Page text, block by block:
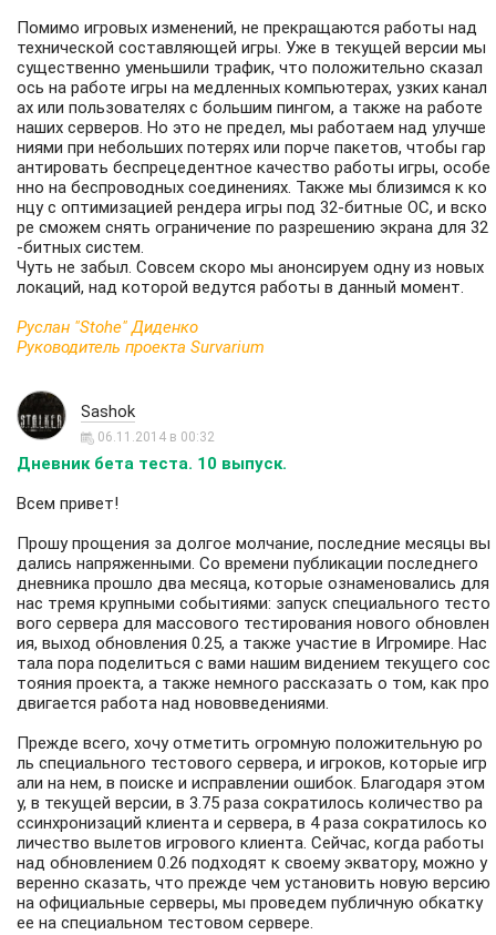
Помимо игровых изменений, не прекращаются работы над
технической составляющей игры. Уже в текущей версии мы
существенно уменьшили трафик, что положительно сказал
ось на работе игры на медленных компьютерах, узких канал
ах или пользователях с большим пингом, а также на работе
наших серверов. Но это не предел, мы работаем над улучше
ниями при небольших потерях или порче пакетов, чтобы гар
антировать беспрецедентное качество работы игры, особе
нно на беспроводных соединениях. Также мы близимся к ко
нцу с оптимизацией рендера игры под 32-битные ОС, и вско
ре сможем снять ограничение по разрешению экрана для 32
-битных систем.
Чуть не забыл. Совсем скоро мы анонсируем одну из новых
локаций, над которой ведутся работы в данный момент.
Руслан "Stohe" Диденко
Руководитель проекта Survarium
Sashok
06.11.2014 в 00:32
Дневник бета теста. 10 выпуск.
Всем привет!
Прошу прощения за долгое молчание, последние месяцы вы
дались напряженными. Со времени публикации последнего
дневника прошло два месяца, которые ознаменовались для
нас тремя крупными событиями: запуск специального тесто
вого сервера для массового тестирования нового обновлен
ия, выход обновления 0.25, а также участие в Игромире. Нас
тала пора поделиться с вами нашим видением текущего сос
тояния проекта, а также немного рассказать о том, как про
двигается работа над нововведениями.
Прежде всего, хочу отметить огромную положительную ро
ль специального тестового сервера, и игроков, которые игр
али на нем, в поиске и исправлении ошибок. Благодаря этом
у, в текущей версии, в 3.75 раза сократилось количество ра
ссинхронизаций клиента и сервера, в 4 раза сократилось ко
личество вылетов игрового клиента. Сейчас, когда работы
над обновлением 0.26 подходят к своему экватору, можно у
веренно сказать, что прежде чем установить новую версию
на официальные серверы, мы проведем публичную обкатку
ее на специальном тестовом сервере.